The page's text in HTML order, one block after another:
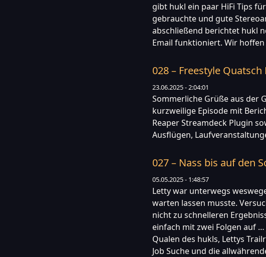
gibt hukl ein paar HiFi Tips
gebrauchte und gute
abschließend berichtet hukl
Email funktioniert. Wir
028 – Freestyle Quatsch
23.06.2025 - 2:04:01
Sommerliche Grüße aus der
kurzweilige Episode mit
Reaper Streamdeck Plugin
Ausflügen,
027 – Nass bis auf den
05.05.2025 - 1:48:57
Letty war unterwegs
warten lassen musste.
nicht zu schnelleren
einfach mit zwei Folgen auf
Qualen des hukls, Lettys
Job Suche und die